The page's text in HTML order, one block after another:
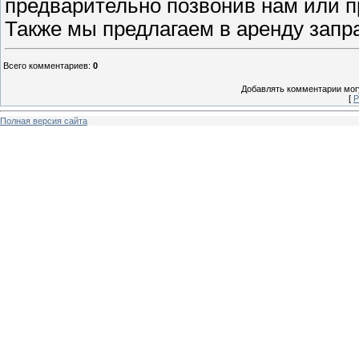
предварительно позвонив нам или
Также мы предлагаем в аренду
Всего комментариев: 0
Добавлять комментарии
[
Полная версия сайта